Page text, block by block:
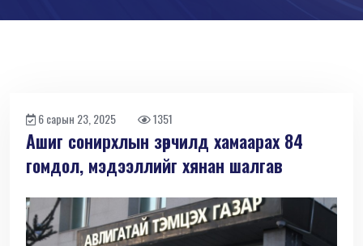
6 сарын 23, 2025 1351
Ашиг сонирхлын зөрчилд хамаарах 84
гомдол, мэдээллийг хянан шалгав